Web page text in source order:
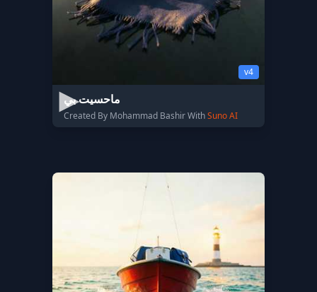
v4
ماحسيت بي
Created By Mohammad Bashir WithSuno AI